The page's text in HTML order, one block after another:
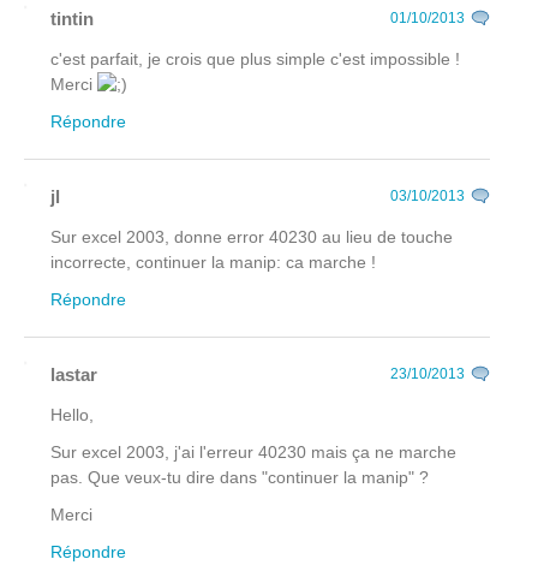
tintin 01/10/2013
c'est parfait, je crois que plus simple c'est impossible !
Merci
Répondre
jl 03/10/2013
Sur excel 2003, donne error 40230 au lieu de touche
incorrecte, continuer la manip: ca marche !
Répondre
lastar 23/10/2013
Hello,
Sur excel 2003, j'ai l'erreur 40230 mais ça ne marche
pas. Que veux-tu dire dans "continuer la manip" ?
Merci
Répondre